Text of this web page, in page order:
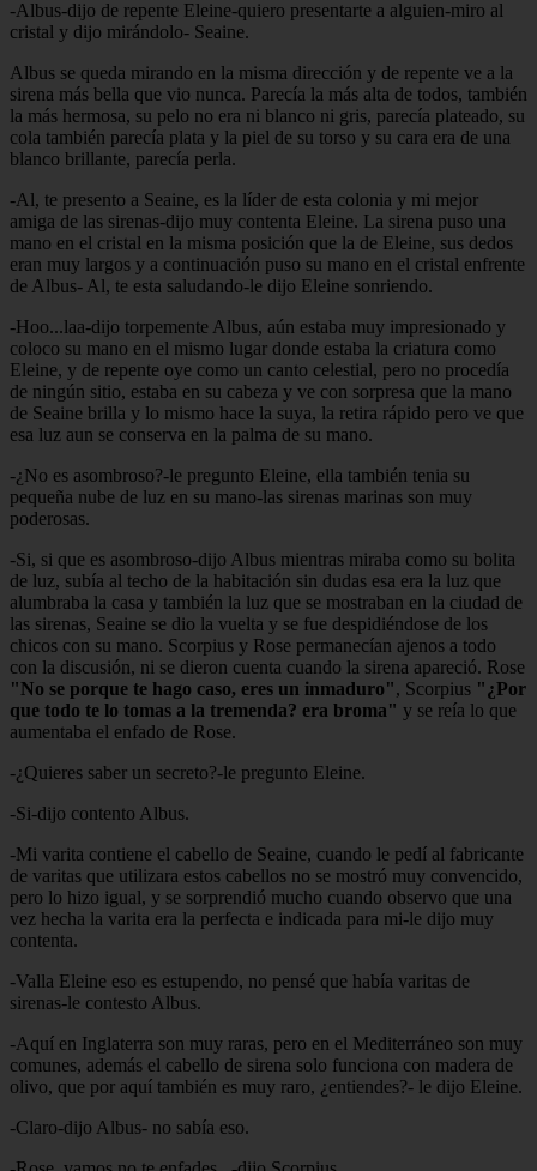
-Albus-dijo de repente Eleine-quiero presentarte a alguien-miro al
cristal y dijo mirándolo- Seaine.
Albus se queda mirando en la misma dirección y de repente ve a la
sirena más bella que vio nunca. Parecía la más alta de todos, también
la más hermosa, su pelo no era ni blanco ni gris, parecía plateado, su
cola también parecía plata y la piel de su torso y su cara era de una
blanco brillante, parecía perla.
-Al, te presento a Seaine, es la líder de esta colonia y mi mejor
amiga de las sirenas-dijo muy contenta Eleine. La sirena puso una
mano en el cristal en la misma posición que la de Eleine, sus dedos
eran muy largos y a continuación puso su mano en el cristal enfrente
de Albus- Al, te esta saludando-le dijo Eleine sonriendo.
-Hoo...laa-dijo torpemente Albus, aún estaba muy impresionado y
coloco su mano en el mismo lugar donde estaba la criatura como
Eleine, y de repente oye como un canto celestial, pero no procedía
de ningún sitio, estaba en su cabeza y ve con sorpresa que la mano
de Seaine brilla y lo mismo hace la suya, la retira rápido pero ve que
esa luz aun se conserva en la palma de su mano.
-¿No es asombroso?-le pregunto Eleine, ella también tenia su
pequeña nube de luz en su mano-las sirenas marinas son muy
poderosas.
-Si, si que es asombroso-dijo Albus mientras miraba como su bolita
de luz, subía al techo de la habitación sin dudas esa era la luz que
alumbraba la casa y también la luz que se mostraban en la ciudad de
las sirenas, Seaine se dio la vuelta y se fue despidiéndose de los
chicos con su mano. Scorpius y Rose permanecían ajenos a todo
con la discusión, ni se dieron cuenta cuando la sirena apareció. Rose
"No se porque te hago caso, eres un inmaduro", Scorpius "¿Por
que todo te lo tomas a la tremenda? era broma" y se reía lo que
aumentaba el enfado de Rose.
-¿Quieres saber un secreto?-le pregunto Eleine.
-Si-dijo contento Albus.
-Mi varita contiene el cabello de Seaine, cuando le pedí al fabricante
de varitas que utilizara estos cabellos no se mostró muy convencido,
pero lo hizo igual, y se sorprendió mucho cuando observo que una
vez hecha la varita era la perfecta e indicada para mi-le dijo muy
contenta.
-Valla Eleine eso es estupendo, no pensé que había varitas de
sirenas-le contesto Albus.
-Aquí en Inglaterra son muy raras, pero en el Mediterráneo son muy
comunes, además el cabello de sirena solo funciona con madera de
olivo, que por aquí también es muy raro, ¿entiendes?- le dijo Eleine.
-Claro-dijo Albus- no sabía eso.